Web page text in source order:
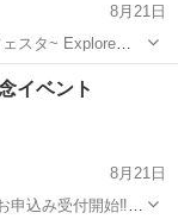
8月21日
スタ~ Explore
*-*-*-...
イベント
8月21日
申込み受付開始‼️